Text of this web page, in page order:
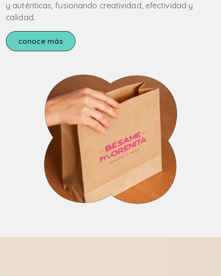
y auténticas, fusionando creatividad, efectividad y
calidad.
conoce más